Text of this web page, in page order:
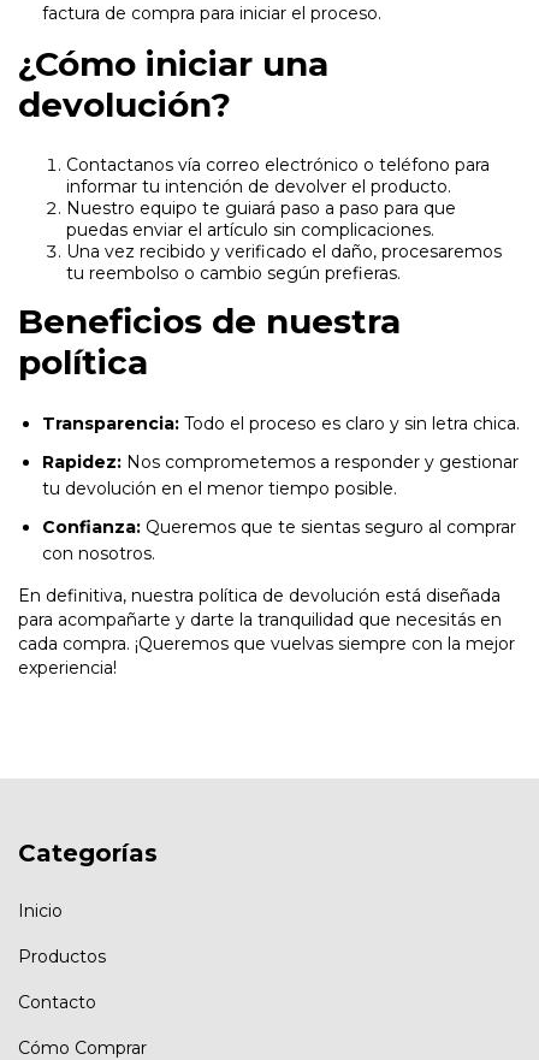
factura de compra para iniciar el proceso.
¿Cómo iniciar una
devolución?
Contactanos vía correo electrónico o teléfono para
informar tu intención de devolver el producto.
Nuestro equipo te guiará paso a paso para que
puedas enviar el artículo sin complicaciones.
Una vez recibido y verificado el daño, procesaremos
tu reembolso o cambio según prefieras.
Beneficios de nuestra
política
Transparencia: Todo el proceso es claro y sin letra chica.
Rapidez: Nos comprometemos a responder y gestionar
tu devolución en el menor tiempo posible.
Confianza: Queremos que te sientas seguro al comprar
con nosotros.
En definitiva, nuestra política de devolución está diseñada
para acompañarte y darte la tranquilidad que necesitás en
cada compra. ¡Queremos que vuelvas siempre con la mejor
experiencia!
Categorías
Inicio
Productos
Contacto
Cómo Comprar